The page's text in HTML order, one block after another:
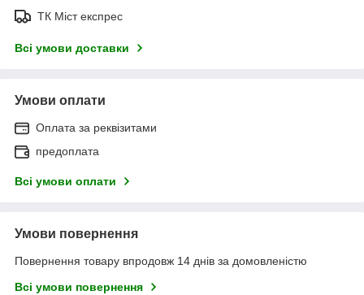
ТК Міст експрес
Всі умови доставки
Умови оплати
Оплата за реквізитами
предоплата
Всі умови оплати
Умови повернення
Повернення товару впродовж 14 днів за домовленістю
Всі умови повернення